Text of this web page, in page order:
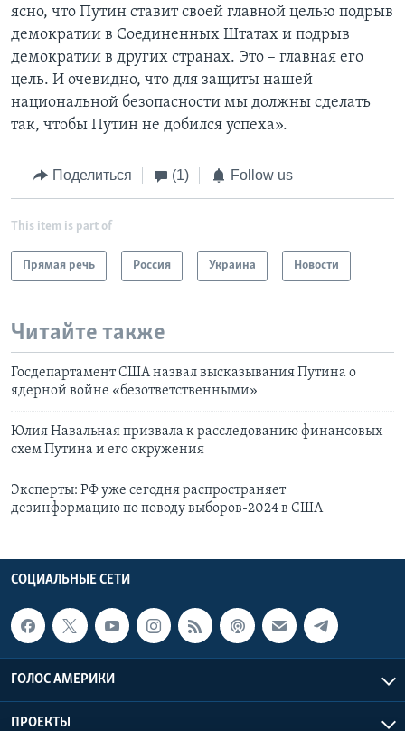
ясно, что Путин ставит своей главной целью подрыв
демократии в Соединенных Штатах и подрыв
демократии в других странах. Это – главная его
цель. И очевидно, что для защиты нашей
национальной безопасности мы должны сделать
так, чтобы Путин не добился успеха».
Поделиться (1) Follow us
This item is part of
Прямая речь Россия Украина Новости
Читайте также
Госдепартамент США назвал высказывания Путина о
ядерной войне «безответственными»
Юлия Навальная призвала к расследованию финансовых
схем Путина и его окружения
Эксперты: РФ уже сегодня распространяет
дезинформацию по поводу выборов-2024 в США
СОЦИАЛЬНЫЕ СЕТИ
ГОЛОС АМЕРИКИ
ПРОЕКТЫ